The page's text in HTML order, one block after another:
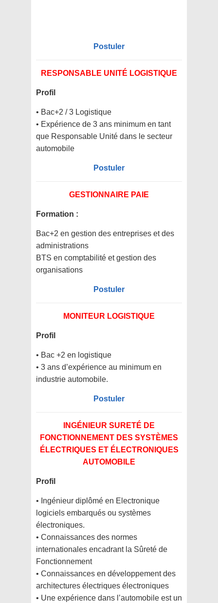
Postuler
RESPONSABLE UNITÉ LOGISTIQUE
Profil
• Bac+2 / 3 Logistique
• Expérience de 3 ans minimum en tant
que Responsable Unité dans le secteur
automobile
Postuler
GESTIONNAIRE PAIE
Formation :
Bac+2 en gestion des entreprises et des
administrations
BTS en comptabilité et gestion des
organisations
Postuler
MONITEUR LOGISTIQUE
Profil
• Bac +2 en logistique
• 3 ans d’expérience au minimum en
industrie automobile.
Postuler
INGÉNIEUR SURETÉ DE
FONCTIONNEMENT DES SYSTÈMES
ÉLECTRIQUES ET ÉLECTRONIQUES
AUTOMOBILE
Profil
• Ingénieur diplômé en Electronique
logiciels embarqués ou systèmes
électroniques.
• Connaissances des normes
internationales encadrant la Sûreté de
Fonctionnement
• Connaissances en développement des
architectures électriques électroniques
• Une expérience dans l’automobile est un